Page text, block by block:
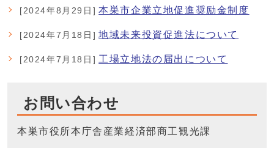
[2024年8月29日] 本巣市企業立地促進奨励金制度
[2024年7月18日] 地域未来投資促進法について
[2024年7月18日] 工場立地法の届出について
お問い合わせ
本巣市役所本庁舎産業経済部商工観光課